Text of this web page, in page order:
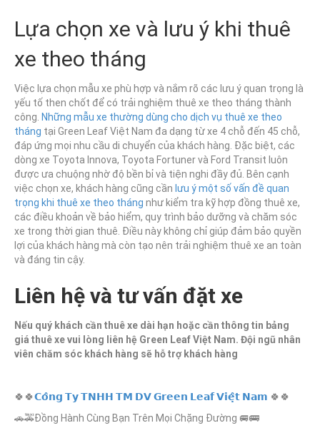
Lựa chọn xe và lưu ý khi thuê
xe theo tháng
Việc lựa chọn mẫu xe phù hợp và nắm rõ các lưu ý quan trọng là
yếu tố then chốt để có trải nghiệm thuê xe theo tháng thành
công. Những mẫu xe thường dùng cho dịch vụ thuê xe theo
tháng tại Green Leaf Việt Nam đa dạng từ xe 4 chỗ đến 45 chỗ,
đáp ứng mọi nhu cầu di chuyển của khách hàng. Đặc biệt, các
dòng xe Toyota Innova, Toyota Fortuner và Ford Transit luôn
được ưa chuộng nhờ độ bền bỉ và tiện nghi đầy đủ. Bên cạnh
việc chọn xe, khách hàng cũng cần lưu ý một số vấn đề quan
trọng khi thuê xe theo tháng như kiểm tra kỹ hợp đồng thuê xe,
các điều khoản về bảo hiểm, quy trình bảo dưỡng và chăm sóc
xe trong thời gian thuê. Điều này không chỉ giúp đảm bảo quyền
lợi của khách hàng mà còn tạo nên trải nghiệm thuê xe an toàn
và đáng tin cậy.
Liên hệ và tư vấn đặt xe
Nếu quý khách cần thuê xe dài hạn hoặc cần thông tin bảng
giá thuê xe vui lòng liên hệ Green Leaf Việt Nam. Đội ngũ nhân
viên chăm sóc khách hàng sẽ hỗ trợ khách hàng
🍀🍀𝗖𝗼̂𝗻𝗴 𝗧𝘆 𝗧𝗡𝗛𝗛 𝗧𝗠 𝗗𝗩 𝗚𝗿𝗲𝗲𝗻 𝗟𝗲𝗮𝗳 𝗩𝗶𝗲̣̂𝘁 𝗡𝗮𝗺 🍀🍀
🚗🚕Đồng Hành Cùng Bạn Trên Mọi Chặng Đường 🚐🚌